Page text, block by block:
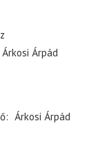
Árkosi Árpád
Árkosi Árpád